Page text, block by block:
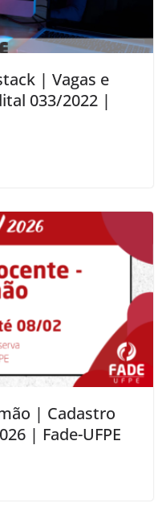
| Vagas e
033/2022 |
| Cadastro
| Fade-UFPE